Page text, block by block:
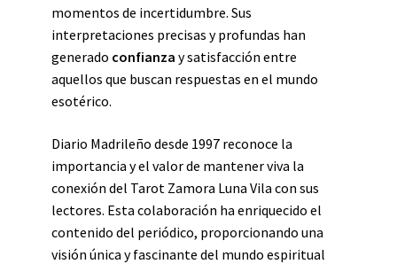
momentos de incertidumbre. Sus
interpretaciones precisas y profundas han
generado confianza y satisfacción entre
aquellos que buscan respuestas en el mundo
esotérico.
Diario Madrileño desde 1997 reconoce la
importancia y el valor de mantener viva la
conexión del Tarot Zamora Luna Vila con sus
lectores. Esta colaboración ha enriquecido el
contenido del periódico, proporcionando una
visión única y fascinante del mundo espiritual